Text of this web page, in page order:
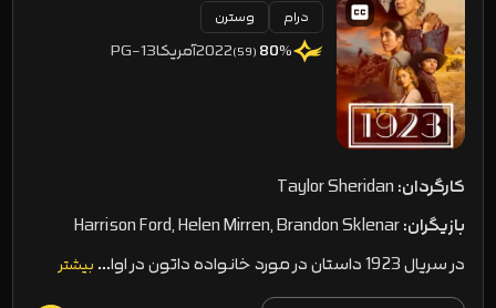
درام وسترن
80%
(59)
2022آمریکاPG-13
کارگردان:Taylor Sheridan
بازیگران:Harrison Ford, Helen Mirren, Brandon Sklenar
در سریال 1923 داستان در مورد خانواده داتون‌ در اوا…
بیشتر